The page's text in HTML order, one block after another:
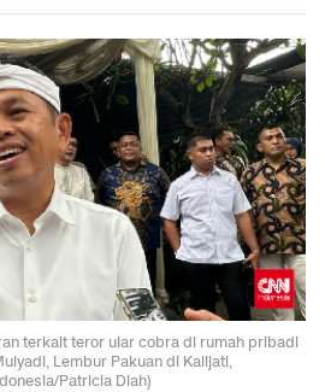
terkait teror ular cobra di rumah pribadi
Lembur Pakuan di Kalijati,
Patricia Diah)